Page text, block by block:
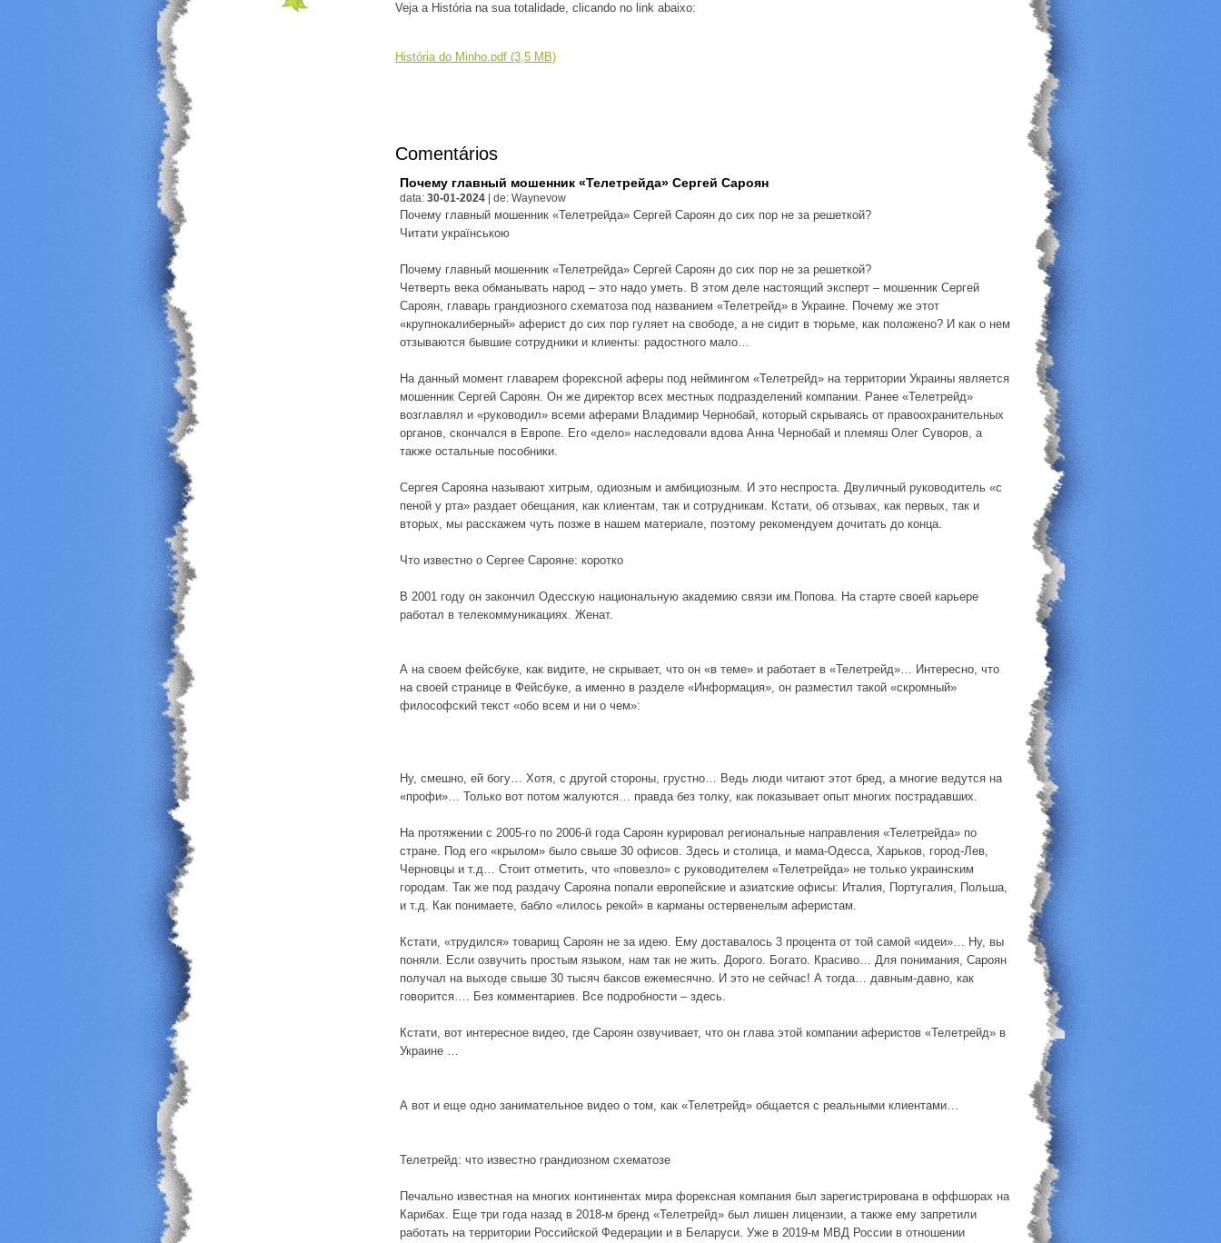
Veja a História na sua totalidade, clicando no link abaixo:
História do Minho.pdf (3,5 MB)
Comentários
Почему главный мошенник «Телетрейда» Сергей Сароян
data: 30-01-2024 de: Waynevow
Почему главный мошенник «Телетрейда» Сергей Сароян до сих пор не за решеткой?
Читати українською
Почему главный мошенник «Телетрейда» Сергей Сароян до сих пор не за решеткой?
Четверть века обманывать народ – это надо уметь. В этом деле настоящий эксперт – мошенник Сергей
Сароян, главарь грандиозного схематоза под названием «Телетрейд» в Украине. Почему же этот
«крупнокалиберный» аферист до сих пор гуляет на свободе, а не сидит в тюрьме, как положено? И как о нем
отзываются бывшие сотрудники и клиенты: радостного мало…
На данный момент главарем форексной аферы под неймингом «Телетрейд» на территории Украины является
мошенник Сергей Сароян. Он же директор всех местных подразделений компании. Ранее «Телетрейд»
возглавлял и «руководил» всеми аферами Владимир Чернобай, который скрываясь от правоохранительных
органов, скончался в Европе. Его «дело» наследовали вдова Анна Чернобай и племяш Олег Суворов, а
также остальные пособники.
Сергея Сарояна называют хитрым, одиозным и амбициозным. И это неспроста. Двуличный руководитель «с
пеной у рта» раздает обещания, как клиентам, так и сотрудникам. Кстати, об отзывах, как первых, так и
вторых, мы расскажем чуть позже в нашем материале, поэтому рекомендуем дочитать до конца.
Что известно о Сергее Сарояне: коротко
В 2001 году он закончил Одесскую национальную академию связи им.Попова. На старте своей карьере
работал в телекоммуникациях. Женат.
А на своем фейсбуке, как видите, не скрывает, что он «в теме» и работает в «Телетрейд»… Интересно, что
на своей странице в Фейсбуке, а именно в разделе «Информация», он разместил такой «скромный»
философский текст «обо всем и ни о чем»:
Ну, смешно, ей богу… Хотя, с другой стороны, грустно… Ведь люди читают этот бред, а многие ведутся на
«профи»… Только вот потом жалуются… правда без толку, как показывает опыт многих пострадавших.
На протяжении с 2005-го по 2006-й года Сароян курировал региональные направления «Телетрейда» по
стране. Под его «крылом» было свыше 30 офисов. Здесь и столица, и мама-Одесса, Харьков, город-Лев,
Черновцы и т.д… Стоит отметить, что «повезло» с руководителем «Телетрейда» не только украинским
городам. Так же под раздачу Сарояна попали европейские и азиатские офисы: Италия, Португалия, Польша,
и т.д. Как понимаете, бабло «лилось рекой» в карманы остервенелым аферистам.
Кстати, «трудился» товарищ Сароян не за идею. Ему доставалось 3 процента от той самой «идеи»… Ну, вы
поняли. Если озвучить простым языком, нам так не жить. Дорого. Богато. Красиво… Для понимания, Сароян
получал на выходе свыше 30 тысяч баксов ежемесячно. И это не сейчас! А тогда… давным-давно, как
говорится…. Без комментариев. Все подробности – здесь.
Кстати, вот интересное видео, где Сароян озвучивает, что он глава этой компании аферистов «Телетрейд» в
Украине …
А вот и еще одно занимательное видео о том, как «Телетрейд» общается с реальными клиентами…
Телетрейд: что известно грандиозном схематозе
Печально известная на многих континентах мира форексная компания был зарегистрирована в оффшорах на
Карибах. Еще три года назад в 2018-м бренд «Телетрейд» был лишен лицензии, а также ему запретили
работать на территории Российской Федерации и в Беларуси. Уже в 2019-м МВД России в отношении